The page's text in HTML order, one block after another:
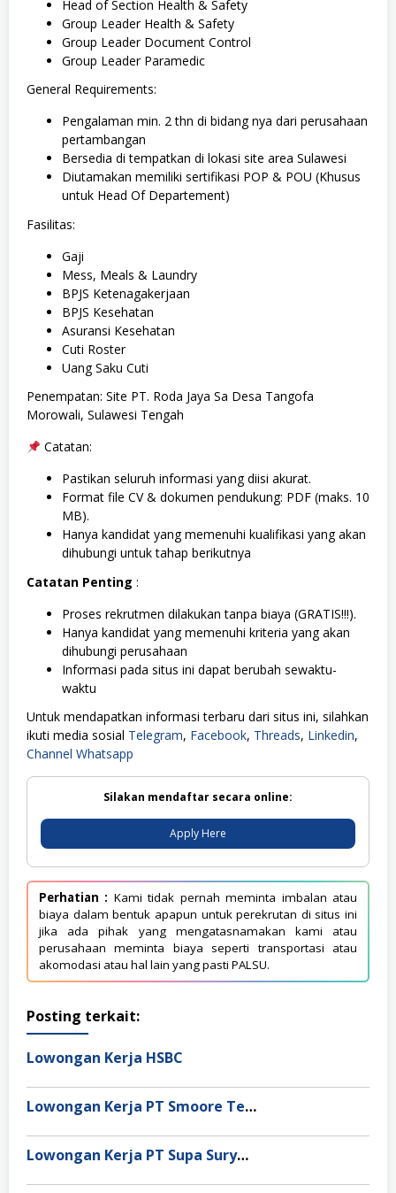
Head of Section Health & Safety
Group Leader Health & Safety
Group Leader Document Control
Group Leader Paramedic
General Requirements:
Pengalaman min. 2 thn di bidang nya dari perusahaan
pertambangan
Bersedia di tempatkan di lokasi site area Sulawesi
Diutamakan memiliki sertifikasi POP & POU (Khusus
untuk Head Of Departement)
Fasilitas:
Gaji
Mess, Meals & Laundry
BPJS Ketenagakerjaan
BPJS Kesehatan
Asuransi Kesehatan
Cuti Roster
Uang Saku Cuti
Penempatan: Site PT. Roda Jaya Sa Desa Tangofa
Morowali, Sulawesi Tengah
Catatan:
Pastikan seluruh informasi yang diisi akurat.
Format file CV & dokumen pendukung: PDF (maks. 10
MB).
Hanya kandidat yang memenuhi kualifikasi yang akan
dihubungi untuk tahap berikutnya
Catatan Penting :
Proses rekrutmen dilakukan tanpa biaya (GRATIS!!!).
Hanya kandidat yang memenuhi kriteria yang akan
dihubungi perusahaan
Informasi pada situs ini dapat berubah sewaktu-
waktu
Untuk mendapatkan informasi terbaru dari situs ini, silahkan
ikuti media sosial Telegram, Facebook, Threads, Linkedin,
Channel Whatsapp
Silakan mendaftar secara online:
Apply Here
Perhatian : Kami tidak pernah meminta imbalan atau
biaya dalam bentuk apapun untuk perekrutan di situs ini
jika ada pihak yang mengatasnamakan kami atau
perusahaan meminta biaya seperti transportasi atau
akomodasi atau hal lain yang pasti PALSU.
Posting terkait:
Lowongan Kerja HSBC
Lowongan Kerja PT Smoore Technology Indonesia
Lowongan Kerja PT Supa Surya Niaga